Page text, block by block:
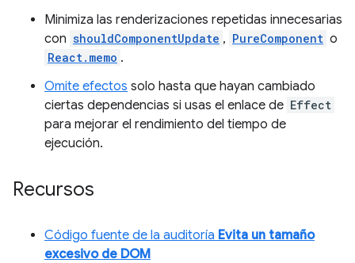
Minimiza las renderizaciones repetidas innecesarias
con shouldComponentUpdate , PureComponent o
React.memo .
Omite efectos solo hasta que hayan cambiado
ciertas dependencias si usas el enlace de Effect
para mejorar el rendimiento del tiempo de
ejecución.
Recursos
Código fuente de la auditoría Evita un tamaño
excesivo de DOM